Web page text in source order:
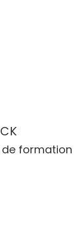
formation